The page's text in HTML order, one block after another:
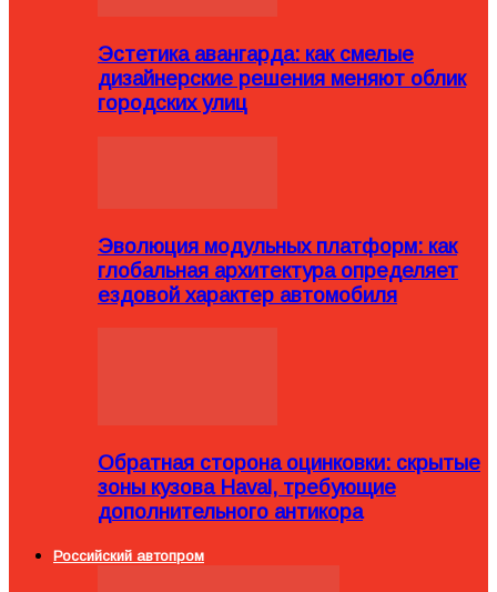
Эстетика авангарда: как смелые
дизайнерские решения меняют облик
городских улиц
Эволюция модульных платформ: как
глобальная архитектура определяет
ездовой характер автомобиля
Обратная сторона оцинковки: скрытые
зоны кузова Haval, требующие
дополнительного антикора
Российский автопром